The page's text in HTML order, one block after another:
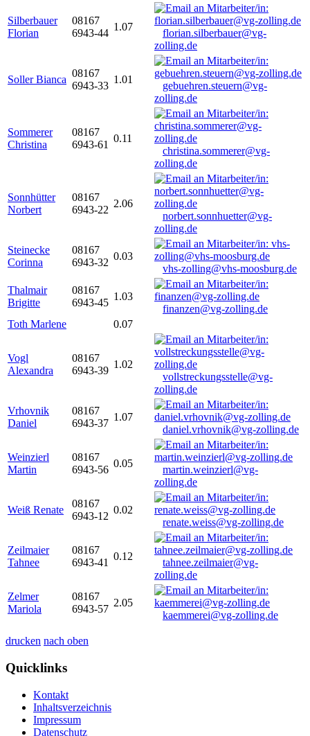
Silberbauer
Florian
08167
6943-44
1.07
florian.silberbauer@vg-
zolling.de
Soller Bianca
08167
6943-33
1.01
gebuehren.steuern@vg-
zolling.de
Sommerer
Christina
08167
6943-61
0.11
christina.sommerer@vg-
zolling.de
Sonnhütter
Norbert
08167
6943-22
2.06
norbert.sonnhuetter@vg-
zolling.de
Steinecke
Corinna
08167
6943-32
0.03
vhs-zolling@vhs-moosburg.de
Thalmair
Brigitte
08167
6943-45
1.03
finanzen@vg-zolling.de
Toth Marlene
0.07
Vogl
Alexandra
08167
6943-39
1.02
vollstreckungsstelle@vg-
zolling.de
Vrhovnik
Daniel
08167
6943-37
1.07
daniel.vrhovnik@vg-zolling.de
Weinzierl
Martin
08167
6943-56
0.05
martin.weinzierl@vg-
zolling.de
Weiß Renate
08167
6943-12
0.02
renate.weiss@vg-zolling.de
Zeilmaier
Tahnee
08167
6943-41
0.12
tahnee.zeilmaier@vg-
zolling.de
Zelmer
Mariola
08167
6943-57
2.05
kaemmerei@vg-zolling.de
drucken nach oben
Quicklinks
Kontakt
Inhaltsverzeichnis
Impressum
Datenschutz